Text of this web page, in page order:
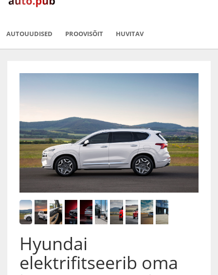
AUTOUUDISED PROOVISÕIT HUVITAV
Hyundai
elektrifitseerib oma